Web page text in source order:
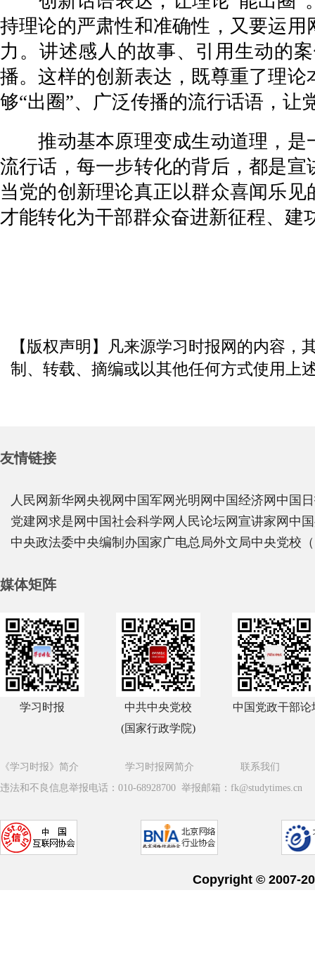
持理论的严肃性和准确性，又要运
力。讲述感人的故事、引用生动的
播。这样的创新表达，既尊重了理
够“出圈”、广泛传播的流行话语，
推动基本原理变成生动道理，是
流行话，每一步转化的背后，都是
当党的创新理论真正以群众喜闻乐
才能转化为干部群众奋进新征程、建
【版权声明】凡来源学习时报网的内容
制、转载、摘编或以其他任何方式使用上
友情链接
人民网 新华网 央视网 中国军网 光明网 中国经济网 中国
党建网 求是网 中国社会科学网 人民论坛网 宣讲家网 中
中央政法委中央编制办国家广电总局外文局中央党校
媒体矩阵
学习时报
中共中央党校
(国家行政学院)
中国党政干部论
《学习时报》简介 学习时报网简介
联系我们
违法和不良信息举报电话：010-68928700 举报邮箱：fk@studytimes.cn
Copyright © 2007-